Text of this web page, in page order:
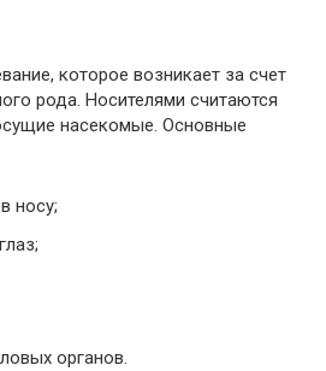
которое возникает за счет
рода. Носителями считаются
насекомые. Основные
носу;
органов.